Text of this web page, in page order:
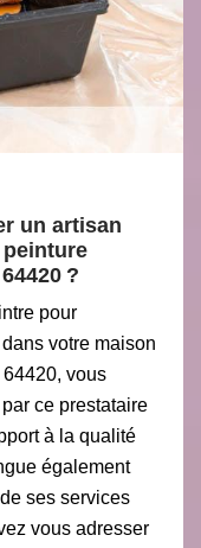
un artisan
?
pour
votre maison
vous
ce prestataire
à la qualité
également
ses services
vous adresser